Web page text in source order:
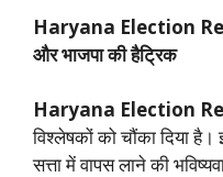
Haryana Election
और भाजपा की हैट्रिक
Haryana Election
विश्लेषकों को चौंका दिया
सत्ता में वापस लाने की